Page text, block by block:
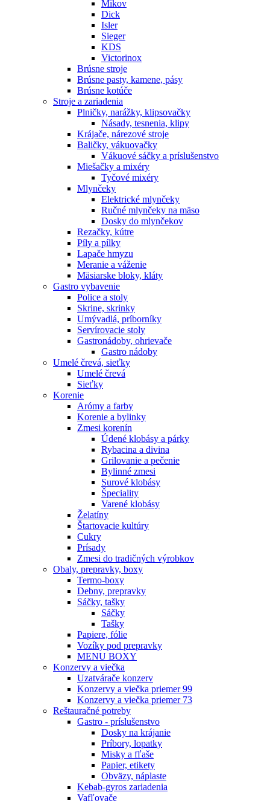
Mikov
Dick
Isler
Sieger
KDS
Victorinox
Brúsne stroje
Brúsne pasty, kamene, pásy
Brúsne kotúče
Stroje a zariadenia
Plničky, narážky, klipsovačky
Násady, tesnenia, klipy
Krájače, nárezové stroje
Baličky, vákuovačky
Vákuové sáčky a príslušenstvo
Miešačky a mixéry
Tyčové mixéry
Mlynčeky
Elektrické mlynčeky
Ručné mlynčeky na mäso
Dosky do mlynčekov
Rezačky, kútre
Píly a pílky
Lapače hmyzu
Meranie a váženie
Mäsiarske bloky, kláty
Gastro vybavenie
Police a stoly
Skrine, skrinky
Umývadlá, príborníky
Servírovacie stoly
Gastronádoby, ohrievače
Gastro nádoby
Umelé črevá, sieťky
Umelé črevá
Sieťky
Korenie
Arómy a farby
Korenie a bylinky
Zmesi korenín
Údené klobásy a párky
Rybacina a divina
Grilovanie a pečenie
Bylinné zmesi
Surové klobásy
Špeciality
Varené klobásy
Želatíny
Štartovacie kultúry
Cukry
Prísady
Zmesi do tradičných výrobkov
Obaly, prepravky, boxy
Termo-boxy
Debny, prepravky
Sáčky, tašky
Sáčky
Tašky
Papiere, fólie
Vozíky pod prepravky
MENU BOXY
Konzervy a viečka
Uzatvárače konzerv
Konzervy a viečka priemer 99
Konzervy a viečka priemer 73
Reštauračné potreby
Gastro - príslušenstvo
Dosky na krájanie
Príbory, lopatky
Misky a fľaše
Papier, etikety
Obväzy, náplaste
Kebab-gyros zariadenia
Vafľovače